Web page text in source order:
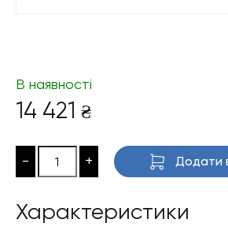
В наявності
14 421 ₴
- + Додати
Характеристики